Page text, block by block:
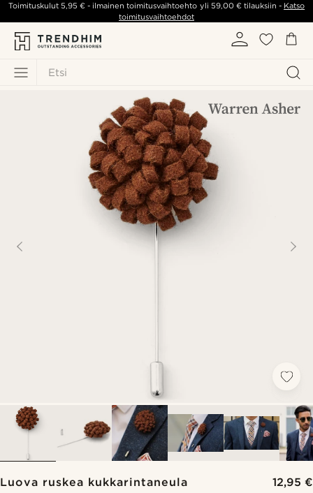
Etsi
Toimituskulut5,95 € - ilmainen toimitusvaihtoehto yli 59,00 €tilauksiin - Katso
toimitusvaihtoehdot
Luova ruskea kukkarintaneula 12,95 €